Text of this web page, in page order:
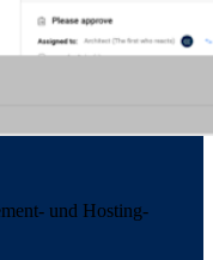
und Hosting-